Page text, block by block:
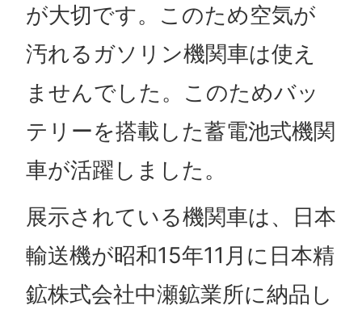
が大切です。このため空気が
汚れるガソリン機関車は使え
ませんでした。このためバッ
テリーを搭載した蓄電池式機関
車が活躍しました。
展示されている機関車は、日本
輸送機が昭和15年11月に日本精
鉱株式会社中瀬鉱業所に納品し